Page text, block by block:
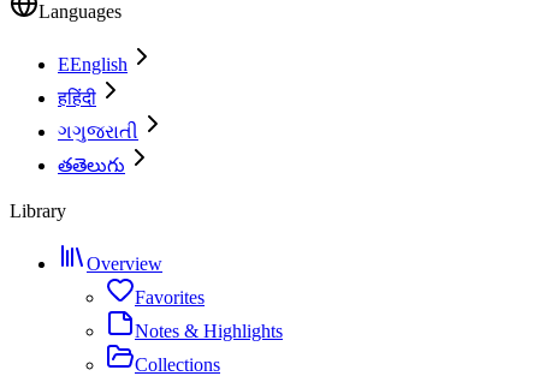
Languages
EEnglish
हहिंदी
ગગુજરાતી
తతెలుగు
Library
Overview
Favorites
Notes & Highlights
Collections